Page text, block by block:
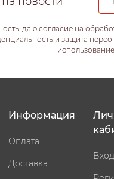
даю согласие на
и защита
Информация
Оплата
Доставка
Вход